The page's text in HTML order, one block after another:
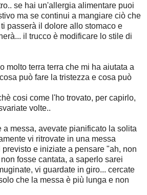
se hai un'allergia alimentare puoi
ma se continui a mangiare ciò che
passerà il dolore allo stomaco e
il trucco è modificare lo stile di
molto terra terra che mi ha aiutata a
può fare la tristezza e cosa può
cosi come l'ho trovato, per capirlo,
volte..
a messa, avevate pianificato la solita
vi ritrovate in una messa
e iniziate a pensare "ah, non
fosse cantata, a saperlo sarei
vi guardate in giro... cercate
che la messa è più lunga e non